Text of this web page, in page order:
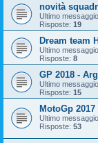
novità
Ultimo
Risposte: 19
Dream team
Ultimo
Risposte: 8
GP 2018 -
Ultimo
Risposte: 15
MotoGp 2017
Ultimo
Risposte: 53